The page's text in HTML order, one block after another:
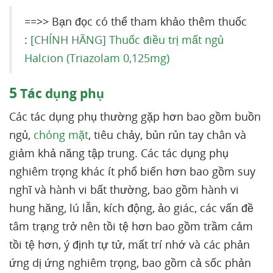
==>> Bạn đọc có thể tham khảo thêm thuốc
: [CHÍNH HÃNG] Thuốc điều trị mất ngủ
Halcion (Triazolam 0,125mg)
5 Tác dụng phụ
Các tác dụng phụ thường gặp hơn bao gồm buồn
ngủ, chóng mặt, tiêu chảy, bủn rủn tay chân và
giảm khả năng tập trung. Các tác dụng phụ
nghiêm trọng khác ít phổ biến hơn bao gồm suy
nghĩ và hành vi bất thường, bao gồm hành vi
hung hăng, lú lẫn, kích động, ảo giác, các vấn đề
tâm trạng trở nên tồi tệ hơn bao gồm trầm cảm
tồi tệ hơn, ý định tự tử, mất trí nhớ và các phản
ứng dị ứng nghiêm trọng, bao gồm cả sốc phản